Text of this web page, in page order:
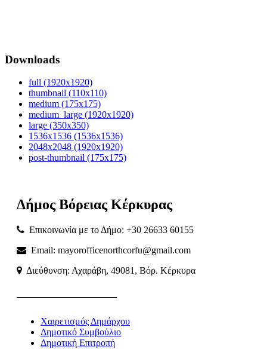
Downloads
full (1920x1920)
thumbnail (110x110)
medium (175x175)
medium_large (1920x1920)
large (350x350)
1536x1536 (1536x1536)
2048x2048 (1920x1920)
post-thumbnail (175x175)
Δήμος Βόρειας Κέρκυρας
Επικοινωνία με το Δήμο: +30 26633 60155
Email: mayorofficenorthcorfu@gmail.com
Διεύθυνση: Αχαράβη, 49081, Βόρ. Κέρκυρα
———————
Χαιρετισμός Δημάρχου
Δημοτικό Συμβούλιο
Δημοτική Επιτροπή